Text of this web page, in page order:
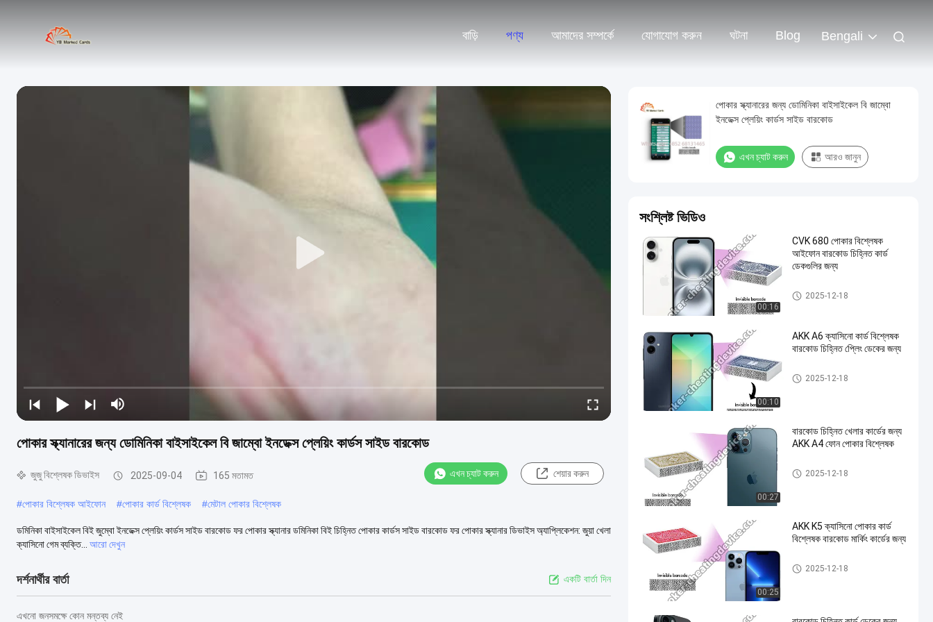
বাড়ি পণ্য আমাদের সম্পর্কে যোগাযোগ করুন ঘটনা Blog Bengali
পোকার স্ক্যানারের জন্য ডোমিনিকা বাইসাইকেল বি জাম্বো ইনডেক্স প্লেয়িং কার্ডস সাইড বারকোড
জুজু বিশ্লেষক ডিভাইস 2025-09-04 165 মতামত এখন চ্যাট করুন শেয়ার করুন
#পোকার বিশ্লেষক আইফোন #পোকার কার্ড বিশ্লেষক #মেটাল পোকার বিশ্লেষক
ডমিনিকা বাইসাইকেল বিই জুম্বো ইনডেক্স প্লেয়িং কার্ডস সাইড বারকোড ফর পোকার স্ক্যানার ডমিনিকা বিই চিহ্নিত পোকার কার্ডস সাইড বারকোড ফর পোকার স্ক্যানার ডিভাইস অ্যাপ্লিকেশন: জুয়া খেলা
ক্যাসিনো গেম ব্যক্তি...
আরো দেখুন
দর্শনার্থীর বার্তা একটি বার্তা দিন
এখনো জনসমক্ষে কোন মন্তব্য নেই
পোকার স্ক্যানারের জন্য ডোমিনিকা বাইসাইকেল বি জাম্বো
ইনডেক্স প্লেয়িং কার্ডস সাইড বারকোড
এখন চ্যাট করুন আরও জানুন
সংশ্লিষ্ট ভিডিও
00:16
CVK 680 পোকার বিশ্লেষক
আইফোন বারকোড চিহ্নিত কার্ড
ডেকগুলির জন্য
জুজু বিশ্লেষক ডিভাইস
2025-12-18
00:10
AKK A6 ক্যাসিনো কার্ড বিশ্লেষক
বারকোড চিহ্নিত প্লেিং ডেকের জন্য
জুজু বিশ্লেষক ডিভাইস
2025-12-18
00:27
বারকোড চিহ্নিত খেলার কার্ডের জন্য
AKK A4 ফোন পোকার বিশ্লেষক
জুজু বিশ্লেষক ডিভাইস
2025-12-18
00:25
AKK K5 ক্যাসিনো পোকার কার্ড
বিশ্লেষক বারকোড মার্কিং কার্ডের জন্য
জুজু বিশ্লেষক ডিভাইস
2025-12-18